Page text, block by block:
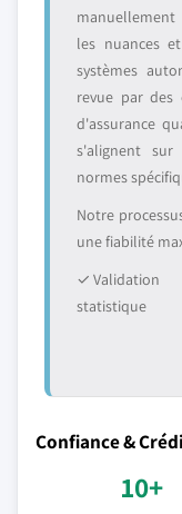
les nuances
systèmes
revue par des
d'assurance
s'alignent
normes
Notre
une fiabilité
✓ Validation
statistique
Confiance &
10+